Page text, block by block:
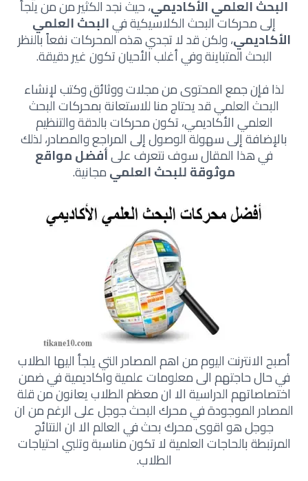
البحث العلمي الأكاديمي، حيث نجد الكثير من من يلجأ
إلى محركات البحث الكلاسيكية فيالبحث العلمي
الأكاديمي، ولكن قد لا تجدي هذه المحركات نفعاً بالنظر
البحث المتباينة وفي أغلب الأحيان تكون غير دقيقة.
لذا فإن جمع المحتوى من مجلات ووثائق وكتب لإنشاء
البحث العلمي قد يحتاج منا للاستعانة بمحركات البحث
العلمي الأكاديمي، تكون محركات بالدقة والتنظيم
بالإضافة إلى سهولة الوصول إلى المراجع والمصادر، لذلك
في هذا المقال سوف نتعرف علىأفضل مواقع
موثوقة للبحث العلميمجانية.
أصبح الانترنت اليوم من اهم المصادر التي يلجأ اليها الطلاب
في حال حاجتهم الى معلومات علمية واكاديمية في ضمن
اختصاصاتهم الدراسية الا ان معظم الطلاب يعانون من قلة
المصادر الموجودة في محرك البحث جوجل على الرغم من ان
جوجل هو اقوى محرك بحث في العالم الا ان النتائج
المرتبطة بالحاجات العلمية لا تكون مناسبة وتلبي احتياجات
الطلاب.